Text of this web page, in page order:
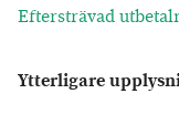
Eftersträvad
Ytterligare